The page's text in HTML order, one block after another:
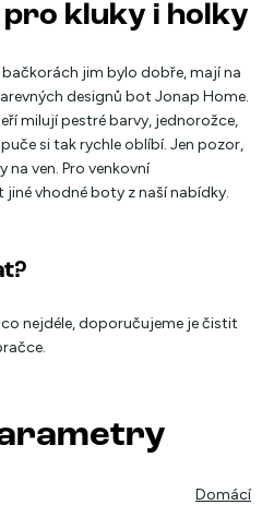
kluky i holky
jim bylo dobře, mají na
designů bot Jonap Home.
milují pestré barvy, jednorožce,
si tak rychle oblíbí. Jen pozor,
na ven. Pro venkovní
vhodné boty z naší nabídky.
nejdéle, doporučujeme je čistit
Domácí